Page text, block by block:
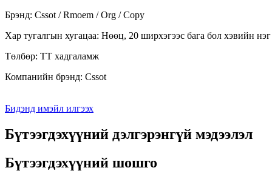
Брэнд: Cssot / Rmoem / Org / Copy
Хар тугалгын хугацаа: Нөөц, 20 ширхэгээс бага бол хэвийн нэг
Төлбөр: TT хадгаламж
Компанийн брэнд: Cssot
Бидэнд имэйл илгээх
Бүтээгдэхүүний дэлгэрэнгүй мэдээлэл
Бүтээгдэхүүний шошго